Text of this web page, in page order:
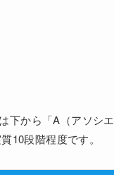
下から「A（アソシエ
段階程度です。